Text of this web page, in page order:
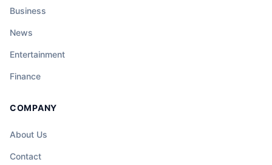
Business
News
Entertainment
Finance
COMPANY
About Us
Contact